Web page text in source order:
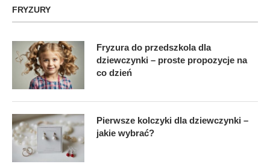
FRYZURY
Fryzura do przedszkola dla
dziewczynki – proste propozycje na
co dzień
Pierwsze kolczyki dla dziewczynki –
jakie wybrać?